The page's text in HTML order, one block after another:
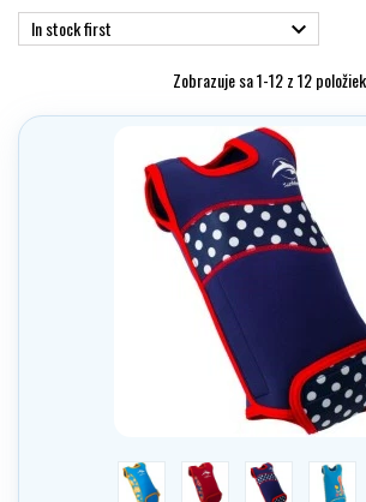
In stock first 
Zobrazuje sa 1-12 z 12 položiek
clownfish jahoda polka dot